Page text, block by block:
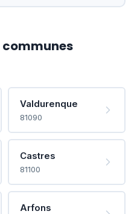
communes
Valdurenque
81090
Castres
81100
Arfons